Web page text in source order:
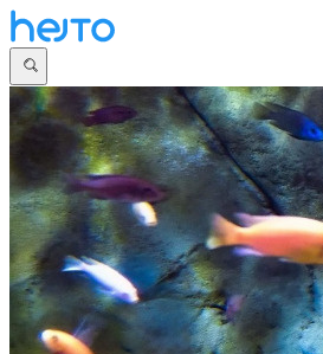
Główna Dyskusje NajnowszeSpołeczności
Zaloguj się